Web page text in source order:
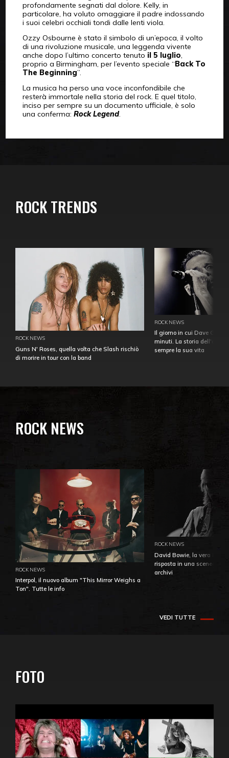
profondamente segnati dal dolore. Kelly, in
particolare, ha voluto omaggiare il padre indossando
i suoi celebri occhiali tondi dalle lenti viola.
Ozzy Osbourne è stato il simbolo di un’epoca, il volto
di una rivoluzione musicale, una leggenda vivente
anche dopo l’ultimo concerto tenuto il 5 luglio,
proprio a Birmingham, per l’evento speciale “Back To
The Beginning”.
La musica ha perso una voce inconfondibile che
resterà immortale nella storia del rock. E quel titolo,
inciso per sempre su un documento ufficiale, è solo
una conferma: Rock Legend.
ROCK TRENDS
ROCK NEWS
Guns N' Roses, quella volta che Slash rischiò
di morire in tour con la band
ROCK NEWS
Il giorno in cui Dave
minuti. La storia
sempre la sua vita
ROCK NEWS
ROCK NEWS
Interpol, il nuovo album "This Mirror Weighs a
Ton". Tutte le info
ROCK NEWS
David Bowie, la vera
risposta in una
archivi
VEDI TUTTE
FOTO